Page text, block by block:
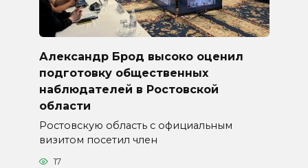
Александр Брод высоко оценил
подготовку общественных
наблюдателей в Ростовской
области
Ростовскую область с официальным
визитом посетил член
17